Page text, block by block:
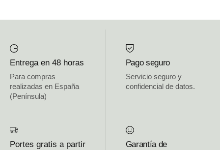
Entrega en 48 horas
Para compras
realizadas en España
(Península)
Pago seguro
Servicio seguro y
confidencial de datos.
Portes gratis a partir
Garantía de